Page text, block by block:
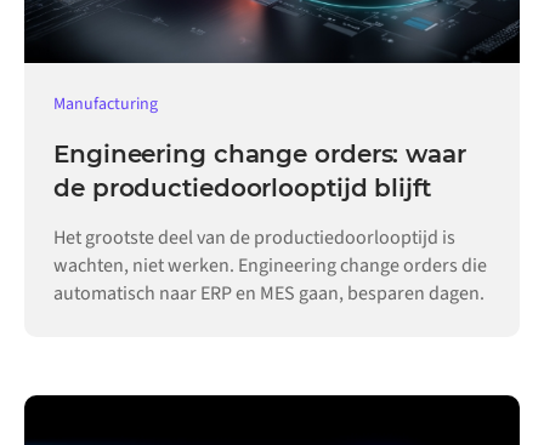
Manufacturing
Engineering change orders: waar
de productiedoorlooptijd blijft
Het grootste deel van de productiedoorlooptijd is
wachten, niet werken. Engineering change orders die
automatisch naar ERP en MES gaan, besparen dagen.